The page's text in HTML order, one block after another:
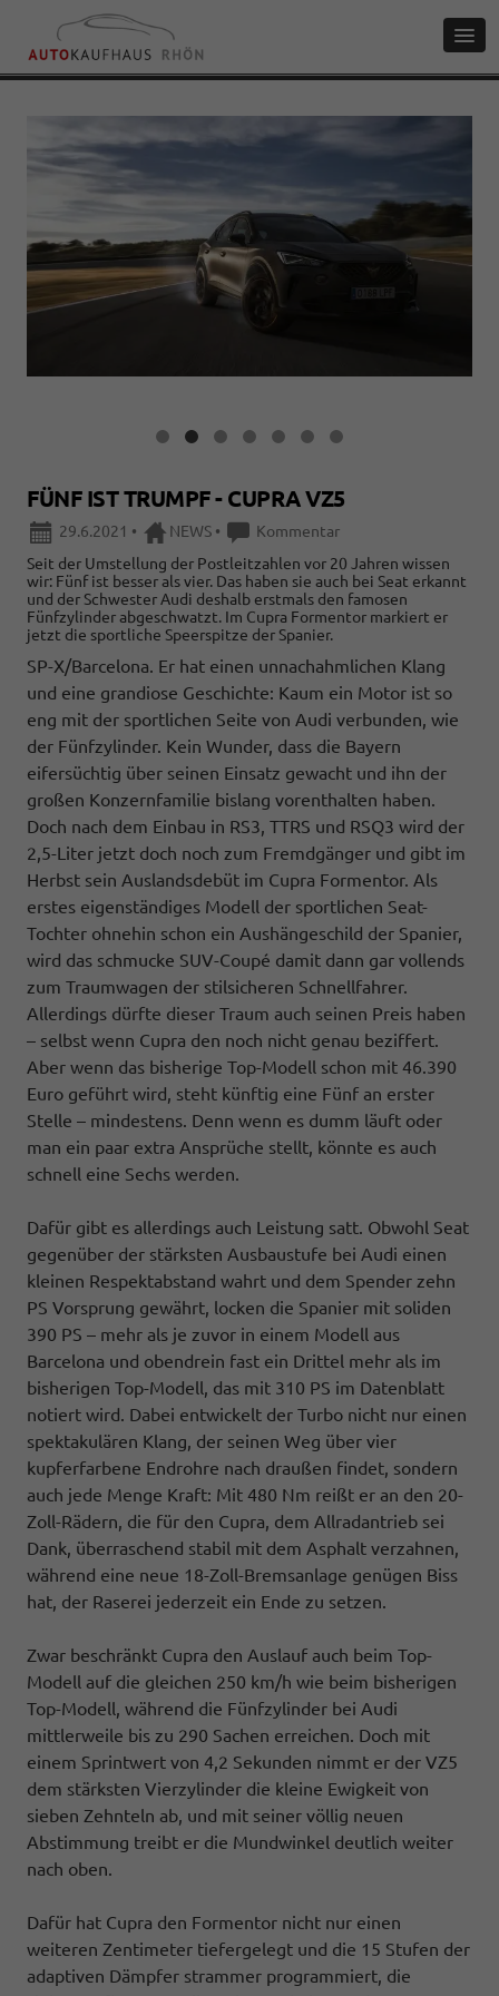
FÜNF IST TRUMPF - CUPRA VZ5
29.6.2021 • NEWS •
Kommentar
Seit der Umstellung der Postleitzahlen vor 20 Jahren wissen
wir: Fünf ist besser als vier. Das haben sie auch bei Seat erkannt
und der Schwester Audi deshalb erstmals den famosen
Fünfzylinder abgeschwatzt. Im Cupra Formentor markiert er
jetzt die sportliche Speerspitze der Spanier.
SP-X/Barcelona. Er hat einen unnachahmlichen Klang
und eine grandiose Geschichte: Kaum ein Motor ist so
eng mit der sportlichen Seite von Audi verbunden, wie
der Fünfzylinder. Kein Wunder, dass die Bayern
eifersüchtig über seinen Einsatz gewacht und ihn der
großen Konzernfamilie bislang vorenthalten haben.
Doch nach dem Einbau in RS3, TTRS und RSQ3 wird der
2,5-Liter jetzt doch noch zum Fremdgänger und gibt im
Herbst sein Auslandsdebüt im Cupra Formentor. Als
erstes eigenständiges Modell der sportlichen Seat-
Tochter ohnehin schon ein Aushängeschild der Spanier,
wird das schmucke SUV-Coupé damit dann gar vollends
zum Traumwagen der stilsicheren Schnellfahrer.
Allerdings dürfte dieser Traum auch seinen Preis haben
– selbst wenn Cupra den noch nicht genau beziffert.
Aber wenn das bisherige Top-Modell schon mit 46.390
Euro geführt wird, steht künftig eine Fünf an erster
Stelle – mindestens. Denn wenn es dumm läuft oder
man ein paar extra Ansprüche stellt, könnte es auch
schnell eine Sechs werden.
Dafür gibt es allerdings auch Leistung satt. Obwohl Seat
gegenüber der stärksten Ausbaustufe bei Audi einen
kleinen Respektabstand wahrt und dem Spender zehn
PS Vorsprung gewährt, locken die Spanier mit soliden
390 PS – mehr als je zuvor in einem Modell aus
Barcelona und obendrein fast ein Drittel mehr als im
bisherigen Top-Modell, das mit 310 PS im Datenblatt
notiert wird. Dabei entwickelt der Turbo nicht nur einen
spektakulären Klang, der seinen Weg über vier
kupferfarbene Endrohre nach draußen findet, sondern
auch jede Menge Kraft: Mit 480 Nm reißt er an den 20-
Zoll-Rädern, die für den Cupra, dem Allradantrieb sei
Dank, überraschend stabil mit dem Asphalt verzahnen,
während eine neue 18-Zoll-Bremsanlage genügen Biss
hat, der Raserei jederzeit ein Ende zu setzen.
Zwar beschränkt Cupra den Auslauf auch beim Top-
Modell auf die gleichen 250 km/h wie beim bisherigen
Top-Modell, während die Fünfzylinder bei Audi
mittlerweile bis zu 290 Sachen erreichen. Doch mit
einem Sprintwert von 4,2 Sekunden nimmt er der VZ5
dem stärksten Vierzylinder die kleine Ewigkeit von
sieben Zehnteln ab, und mit seiner völlig neuen
Abstimmung treibt er die Mundwinkel deutlich weiter
nach oben.
Dafür hat Cupra den Formentor nicht nur einen
weiteren Zentimeter tiefergelegt und die 15 Stufen der
adaptiven Dämpfer strammer programmiert, die